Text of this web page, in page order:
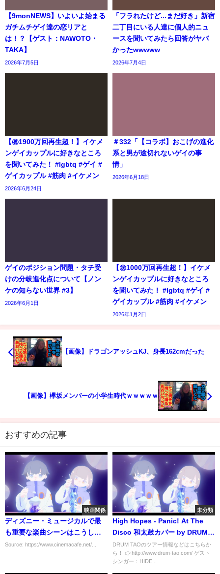
【9monNEWS】いよいよ始まる
ガチムチゲイ達の恋リアと
は！？【ゲスト：NAWOTO・
TAKA】
2026年7月5日
「フラれたけど...まだ好き」新宿
二丁目にいる人達に個人的ニュ
ースを聞いてみたら回答がヤバ
かったwwwww
2026年7月4日
【㊗️1900万回再生超！】イケメ
ンゲイカップルに好きなところ
を聞いてみた！ #lgbtq #ゲイ #
ゲイカップル #筋肉 #イケメン
2026年6月24日
＃332「【コラボ】おこげの進化
系と男が途切れないゲイの事
情」
2026年6月18日
ゲイのポジション問題・タチ受
けの分岐進化点について【ノン
ケの知らない世界 #3】
2026年6月1日
【㊗️1000万回再生超！】イケメ
ンゲイカップルに好きなところ
を聞いてみた！ #lgbtq #ゲイ #
ゲイカップル #筋肉 #イケメン
2026年1月2日
【画像】ドラゴンアッシュKJ、身長162cmだった
【画像】欅坂メンバーの小学生時代ｗｗｗｗｗ
おすすめの記事
映画関係
ディズニー・ミュージカルで最
も重要な楽曲シーンはこうして
決まる！『ミラベルと魔法だら
Source: https://www.cinemacafe.net/...
未分類
High Hopes - Panic! At The
Disco 和太鼓カバー by DRUM
TAO feat. HIDE春
DRUM TAOのツアー情報などはこちらか
ら！ 👉http://www.drum-tao.com/ ゲスト
シンガー：HIDE...